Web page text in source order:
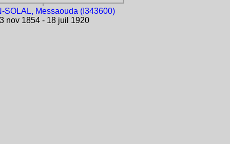
SOLAL, Messaouda (I343600)
nov 1854 - 18 juil 1920